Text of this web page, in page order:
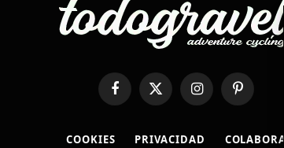
FacebookX
(Twitter)
InstagramPinterest
COOKIES PRIVACIDAD COLABORA